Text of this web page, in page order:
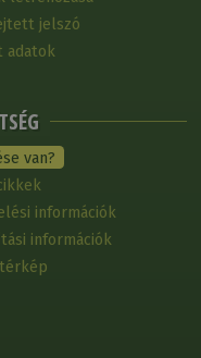
jelszó
adatok
van?
információk
információk